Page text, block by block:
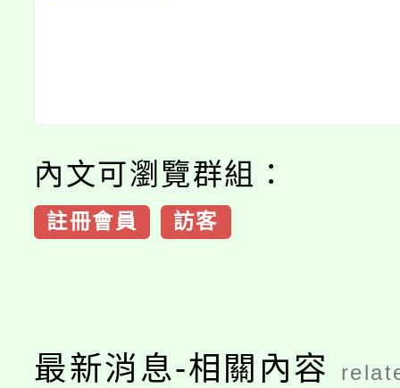
內文可瀏覽群組：
註冊會員 訪客
最新消息-相關內容